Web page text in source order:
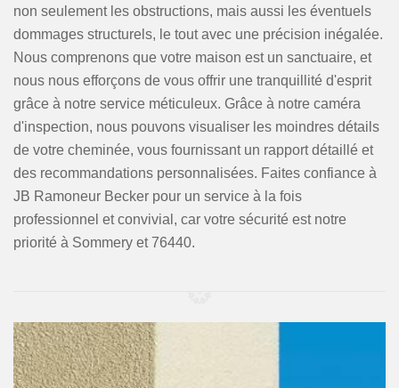
non seulement les obstructions, mais aussi les éventuels
dommages structurels, le tout avec une précision inégalée.
Nous comprenons que votre maison est un sanctuaire, et
nous nous efforçons de vous offrir une tranquillité d'esprit
grâce à notre service méticuleux. Grâce à notre caméra
d'inspection, nous pouvons visualiser les moindres détails
de votre cheminée, vous fournissant un rapport détaillé et
des recommandations personnalisées. Faites confiance à
JB Ramoneur Becker pour un service à la fois
professionnel et convivial, car votre sécurité est notre
priorité à Sommery et 76440.